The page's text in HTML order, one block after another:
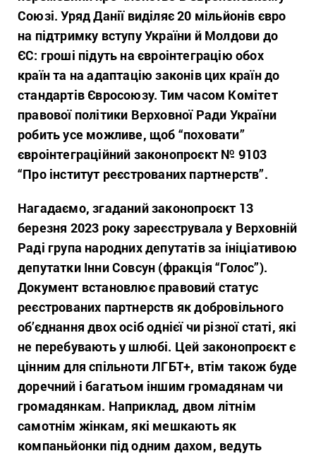
Союзі. Уряд Данії виділяє 20 мільйонів євро
на підтримку вступу України й Молдови до
ЄС: гроші підуть на євроінтеграцію обох
країн та на адаптацію законів цих країн до
стандартів Євросоюзу. Тим часом Комітет
правової політики Верховної Ради України
робить усе можливе, щоб “поховати”
євроінтеграційний законопроєкт № 9103
“Про інститут реєстрованих партнерств”.
Нагадаємо, згаданий законопроєкт 13
березня 2023 року зареєструвала у Верховній
Раді група народних депутатів за ініціативою
депутатки Інни Совсун (фракція “Голос”).
Документ встановлює правовий статус
реєстрованих партнерств як добровільного
об’єднання двох осіб однієї чи різної статі, які
не перебувають у шлюбі. Цей законопроєкт є
цінним для спільноти ЛГБТ+, втім також буде
доречний і багатьом іншим громадянам чи
громадянкам. Наприклад, двом літнім
самотнім жінкам, які мешкають як
компаньйонки під одним дахом, ведуть